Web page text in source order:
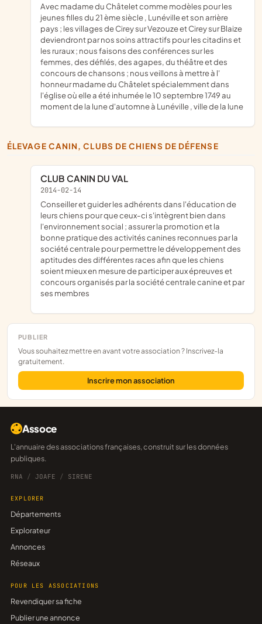
PUBLIER
Vous souhaitez mettre en avant votre association ? Inscrivez-la
gratuitement.
Inscrire mon association
avec madame du Châtelet comme modèles pour les
jeunes filles du 21 ème siècle , Lunéville et son arrière
pays ; les villages de Cirey sur Vezouze et Cirey sur Blaize
deviendront par nos soins attractifs pour les citadins et
les ruraux ; nous faisons des conférences sur les
femmes, des défilés, des agapes, du théâtre et des
concours de chansons ; nous veillons à mettre à l'
honneur madame du Châtelet spécialemment dans
l'église où elle a été inhumée le 10 septembre 1749 au
moment de la lune d'automne à Lunéville , ville de la lune
ÉLEVAGE CANIN, CLUBS DE CHIENS DE DÉFENSE
CLUB CANIN DU VAL
2014-02-14
conseiller et guider les adhérents dans l'éducation de
leurs chiens pour que ceux-ci s'intègrent bien dans
l'environnement social ; assurer la promotion et la
bonne pratique des activités canines reconnues par la
société centrale pour permettre le développement des
aptitudes des différentes races afin que les chiens
soient mieux en mesure de participer aux épreuves et
concours organisés par la société centrale canine et par
ses membres
Assoce
L'annuaire des associations françaises, construit sur les données
publiques.
RNA / JOAFE / SIRENE
EXPLORER
Départements
Explorateur
Annonces
Réseaux
POUR LES ASSOCIATIONS
Revendiquer sa fiche
Publier une annonce